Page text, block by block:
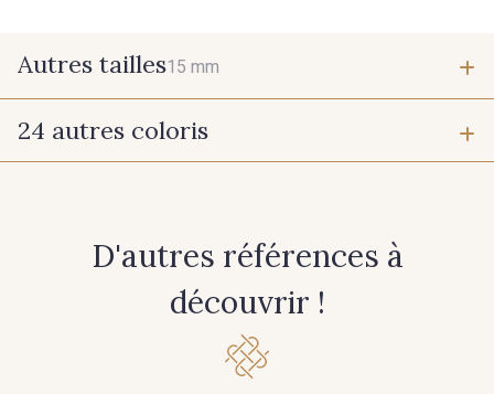
Autres tailles15 mm
15 mm
24 autres coloris
D'autres références à
découvrir !